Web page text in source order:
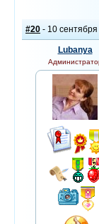
#20 - 10
Lubanya